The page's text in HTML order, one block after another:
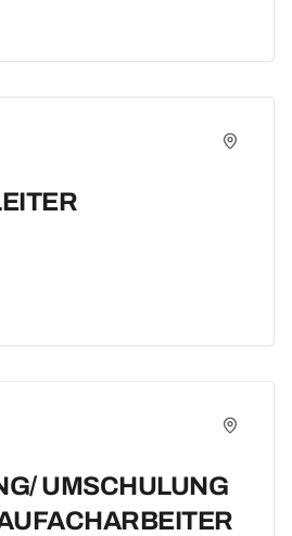
UMSCHULUNG